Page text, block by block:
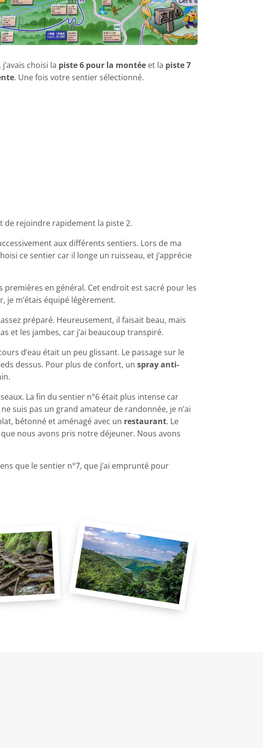
choisi la piste 6 pour la montéeet la piste 7
. Une fois votre sentier sélectionné.
de rejoindre rapidement la piste 2.
aux différents sentiers. Lors de ma
ce sentier car il longe un ruisseau, et j’apprécie
premières en général. Cet endroit est sacré pour les
je m’étais équipé légèrement.
préparé. Heureusement, il faisait beau, mais
et les jambes, car j’ai beaucoup transpiré.
d’eau était un peu glissant. Le passage sur le
dessus. Pour plus de confort, unspray anti-
La fin du sentier n°6 était plus intense car
suis pas un grand amateur de randonnée, je n’ai
bétonné et aménagé avec un restaurant. Le
nous avons pris notre déjeuner. Nous avons
que le sentier n°7, que j’ai emprunté pour